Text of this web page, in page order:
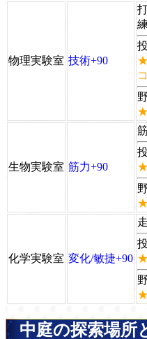
物理実験室 技術+90
★
★
生物実験室 筋力+90
★
★
化学実験室 変化/敏捷+90 ★
★
中庭の探索場所